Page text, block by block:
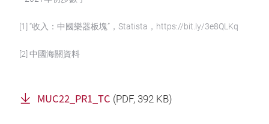
[1] “收入：中國樂器板塊”，Statista，https://bit.ly/3e8QLKq
[2] 中國海關資料
MUC22_PR1_TC (PDF, 392 KB)